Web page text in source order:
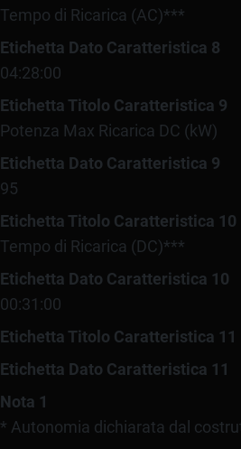
Tempo di Ricarica (AC)***
Etichetta Dato Caratteristica 8
04:28:00
Etichetta Titolo Caratteristica 9
Potenza Max Ricarica DC (kW)
Etichetta Dato Caratteristica 9
95
Etichetta Titolo Caratteristica 10
Tempo di Ricarica (DC)***
Etichetta Dato Caratteristica 10
00:31:00
Etichetta Titolo Caratteristica 11
Etichetta Dato Caratteristica 11
Nota 1
* Autonomia dichiarata dal